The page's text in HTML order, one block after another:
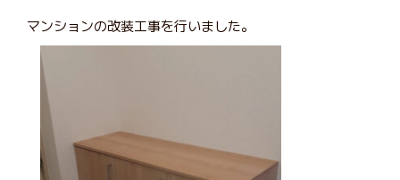
マンションの改装工事を行いました。